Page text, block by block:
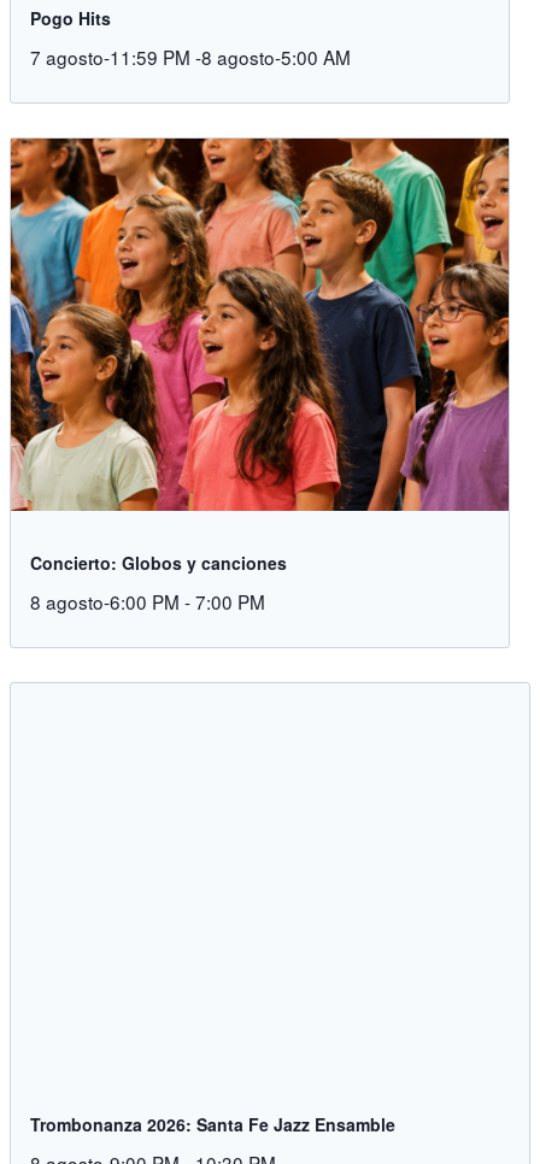
Pogo Hits
7 agosto-11:59 PM -8 agosto-5:00 AM
Concierto: Globos y canciones
8 agosto-6:00 PM -7:00 PM
Trombonanza 2026: Santa Fe Jazz Ensamble